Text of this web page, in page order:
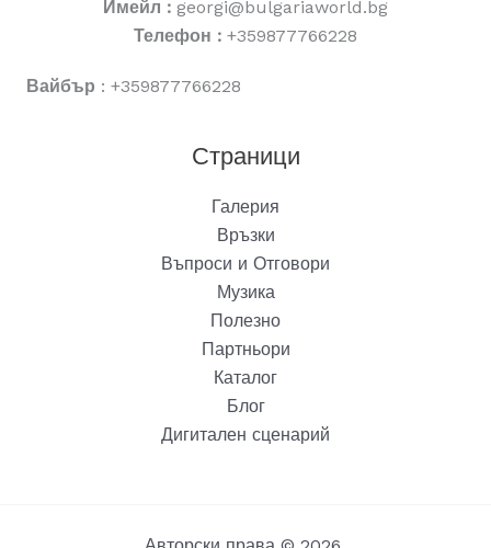
Имейл : georgi@bulgariaworld.bg
Телефон : +359877766228
Вайбър : +359877766228
Страници
Галерия
Връзки
Въпроси и Отговори
Музика
Полезно
Партньори
Каталог
Блог
Дигитален сценарий